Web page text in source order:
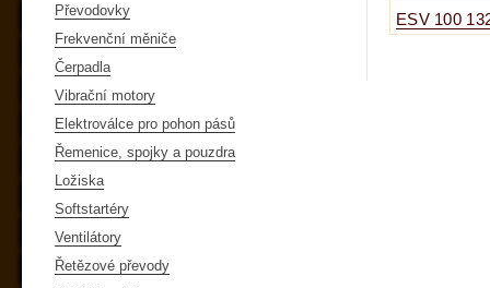
Převodovky
Frekvenční měniče
Čerpadla
Vibrační motory
Elektroválce pro pohon pásů
Řemenice, spojky a pouzdra
Ložiska
Softstartéry
Ventilátory
Řetězové převody
ESV 100